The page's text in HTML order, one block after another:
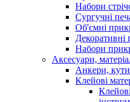
Набори
Сургучні
Об'ємні
Набори
Аксесуари,
Анкери,
Клейові